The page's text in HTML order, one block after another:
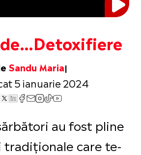
Sandu Maria
5 ianuarie 2024
au fost pline
care te-